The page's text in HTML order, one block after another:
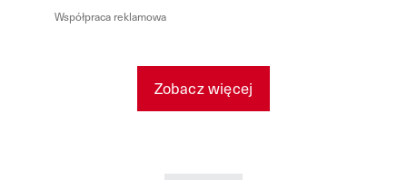
Współpraca reklamowa
Zobacz więcej